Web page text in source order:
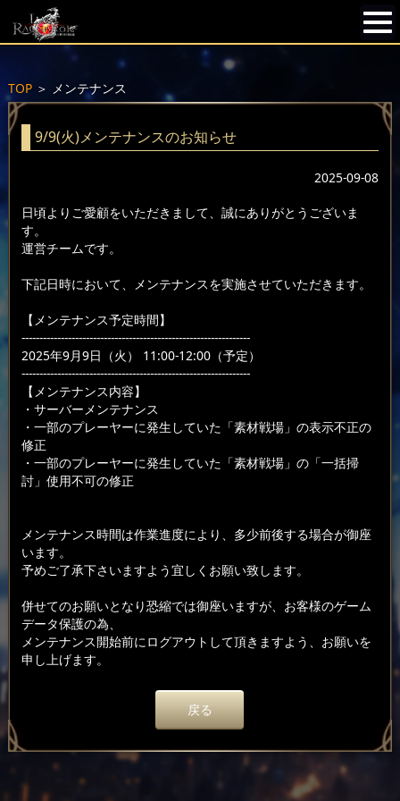
TOP＞ メンテナンス
9/9(火)メンテナンスのお知らせ
2025-09-08
日頃よりご愛顧をいただきまして、誠にありがとうございま
す。
運営チームです。
下記日時において、メンテナンスを実施させていただきます。
【メンテナンス予定時間】
----------------------------------------------------------------
2025年9月9日（火） 11:00-12:00（予定）
----------------------------------------------------------------
【メンテナンス内容】
・サーバーメンテナンス
・一部のプレーヤーに発生していた「素材戦場」の表示不正の
修正
・一部のプレーヤーに発生していた「素材戦場」の「一括掃
討」使用不可の修正
メンテナンス時間は作業進度により、多少前後する場合が御座
います。
予めご了承下さいますよう宜しくお願い致します。
併せてのお願いとなり恐縮では御座いますが、お客様のゲーム
データ保護の為、
メンテナンス開始前にログアウトして頂きますよう、お願いを
申し上げます。
戻る